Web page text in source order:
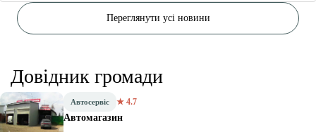
Переглянути усі новини
Довідник громади
Автосервіс ★ 4.7
Автомагазин